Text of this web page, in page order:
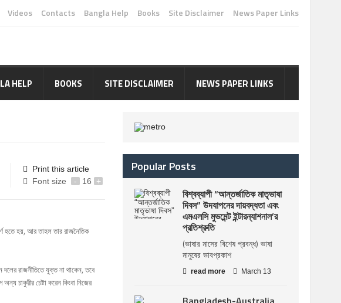
Videos Contacts Bangla Help Books Site Disclaimer News Paper Links
HELP BOOKS SITE DISCLAIMER NEWS PAPER LINKS
Print this article
Font size
- 16 +
হতে হয়, আর তাহল তার রাজনৈতিক
রাজনীতিতে যুক্ত না থাকেন, তবে
চাকুরীর চেষ্টা করেন কিংবা নিজের
Popular Posts
বিশ্বব্যাপী “আন্তর্জাতিক মাতৃভাষা
দিবস” উদযাপনের দায়বদ্ধতা এবং
এমএলসি মুভমেন্ট ইন্টারন্যাশনাল’র
প্রতিশ্রুতি
(ভাষার মাসের বিশেষ প্রবন্ধ) ভাষা
মানুষের ভাবপ্রকাশ
read more March 13